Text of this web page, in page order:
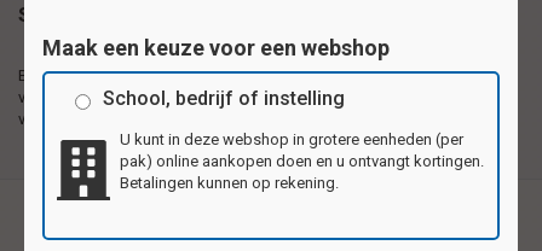
Specificaties
Beloningsstickers 20
verschillende motieven per
vel
Zelfklevende plaatjes gedrukt op 1e kwaliteit
hoogglanzend papier, 20 motieven per vel.
Maak een keuze voor een webshop
School, bedrijf of instelling
U kunt in deze webshop in grotere eenheden (per
pak) online aankopen doen en u ontvangt kortingen.
Betalingen kunnen op rekening.